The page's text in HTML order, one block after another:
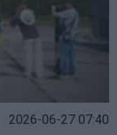
2026-06-27 07:40